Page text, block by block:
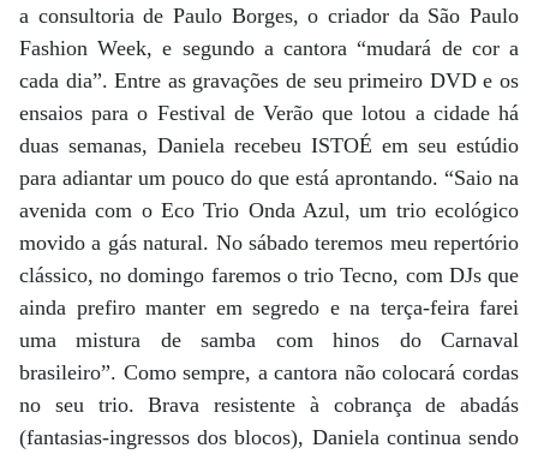
a consultoria de Paulo Borges, o criador da São Paulo
Fashion Week, e segundo a cantora “mudará de cor a
cada dia”. Entre as gravações de seu primeiro DVD e os
ensaios para o Festival de Verão que lotou a cidade há
duas semanas, Daniela recebeu ISTOÉ em seu estúdio
para adiantar um pouco do que está aprontando. “Saio na
avenida com o Eco Trio Onda Azul, um trio ecológico
movido a gás natural. No sábado teremos meu repertório
clássico, no domingo faremos o trio Tecno, com DJs que
ainda prefiro manter em segredo e na terça-feira farei
uma mistura de samba com hinos do Carnaval
brasileiro”. Como sempre, a cantora não colocará cordas
no seu trio. Brava resistente à cobrança de abadás
(fantasias-ingressos dos blocos), Daniela continua sendo